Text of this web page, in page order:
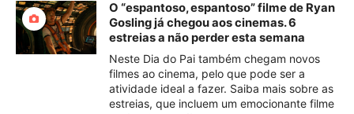
O “espantoso, espantoso” filme de Ryan
Gosling já chegou aos cinemas. 6
estreias a não perder esta semana
Neste Dia do Pai também chegam novos
filmes ao cinema, pelo que pode ser a
atividade ideal a fazer. Saiba mais sobre as
estreias, que incluem um emocionante filme